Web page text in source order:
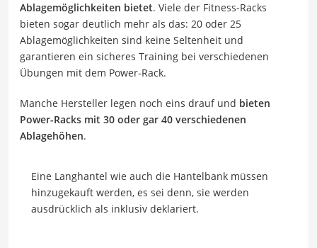
Ablagemöglichkeiten bietet. Viele der Fitness-Racks
bieten sogar deutlich mehr als das: 20 oder 25
Ablagemöglichkeiten sind keine Seltenheit und
garantieren ein sicheres Training bei verschiedenen
Übungen mit dem Power-Rack.
Manche Hersteller legen noch eins drauf und bieten
Power-Racks mit 30 oder gar 40 verschiedenen
Ablagehöhen.
Eine Langhantel wie auch die Hantelbank müssen
hinzugekauft werden, es sei denn, sie werden
ausdrücklich als inklusiv deklariert.